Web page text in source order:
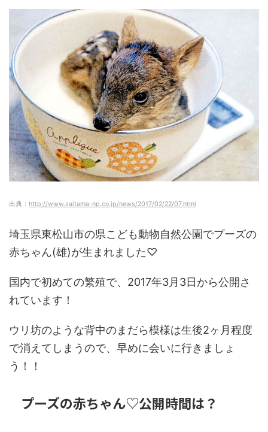
出典： http://www.saitama-np.co.jp/news/2017/02/22/07.html
埼玉県東松山市の県こども動物自然公園でプーズの
赤ちゃん(雄)が生まれました♡
国内で初めての繁殖で、2017年3月3日から公開さ
れています！
ウリ坊のような背中のまだら模様は生後2ヶ月程度
で消えてしまうので、早めに会いに行きましょ
う！！
プーズの赤ちゃん♡公開時間は？